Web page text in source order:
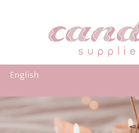
English